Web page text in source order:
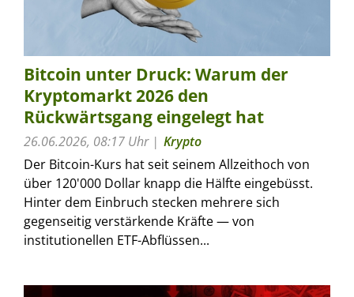
Bitcoin unter Druck: Warum der
Kryptomarkt 2026 den
Rückwärtsgang eingelegt hat
26.06.2026, 08:17 Uhr
Krypto
Der Bitcoin-Kurs hat seit seinem Allzeithoch von
über 120'000 Dollar knapp die Hälfte eingebüsst.
Hinter dem Einbruch stecken mehrere sich
gegenseitig verstärkende Kräfte — von
institutionellen ETF-Abflüssen...